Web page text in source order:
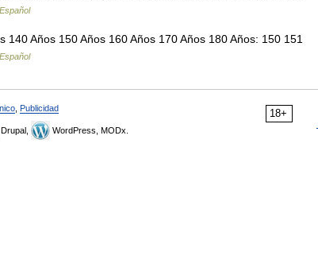
Años 150 Años 160 Años 170 Años 180 Años: 150 151
18+
Publicidad
Drupal, WordPress, MODx.